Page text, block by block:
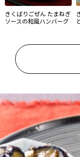
きくばりごぜん たまねぎ
ソースの和風ハンバーグ